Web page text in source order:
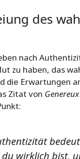
des
nach
zu haben, das
die Erwartungen
Zitat von
du wirklich bist,